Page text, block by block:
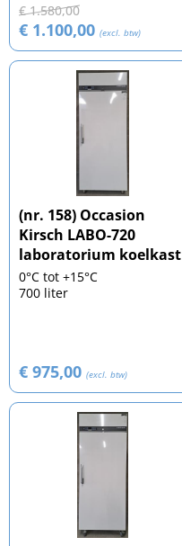
€ 1.580,00
€ 1.100,00 (excl. btw)
(nr. 158) Occasion
Kirsch LABO-720
laboratorium koelkast
0°C tot +15°C
700 liter
€ 975,00 (excl. btw)